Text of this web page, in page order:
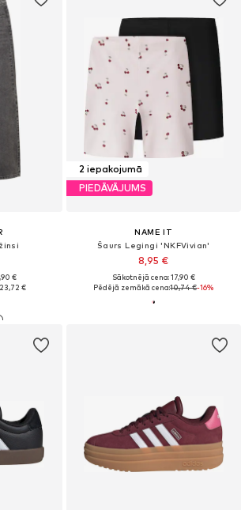
€
23,72 €
2 iepakojumā
PIEDĀVĀJUMS
NAME IT
Šaurs Legingi 'NKFVivian'
8,95 €
Sākotnējā cena: 17,90 €
Pēdējā zemākā cena:10,74 €-16%